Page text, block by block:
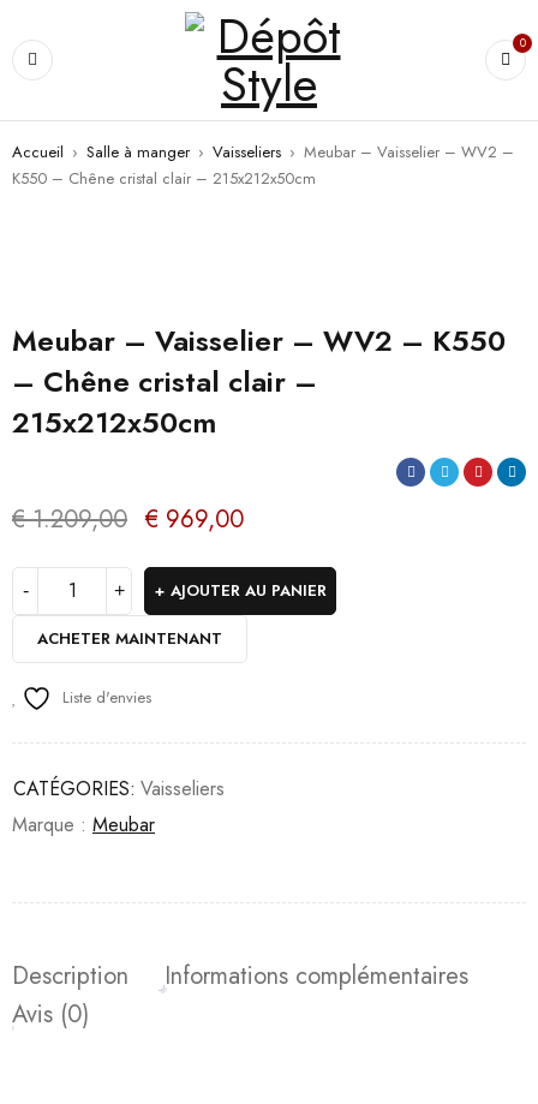
0
Accueil › Salle à manger › Vaisseliers › Meubar – Vaisselier – WV2 –
K550 – Chêne cristal clair – 215x212x50cm
Meubar – Vaisselier – WV2 – K550
– Chêne cristal clair –
215x212x50cm
€1.209,00 € 969,00
AJOUTER AU PANIER
ACHETER MAINTENANT
Liste d'envies
CATÉGORIES: Vaisseliers
Marque : Meubar
Description
Informations complémentaires
Avis (0)